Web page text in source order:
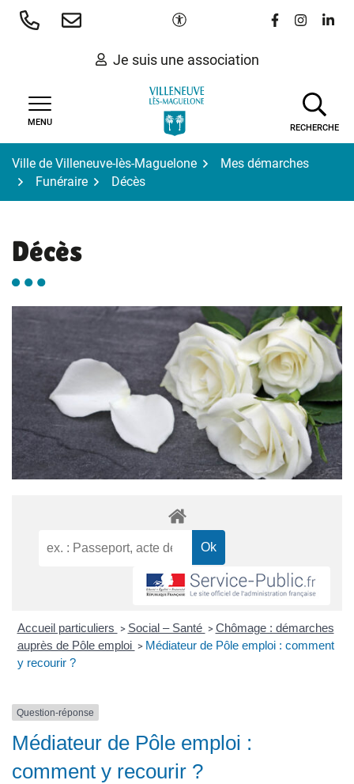
Aller
Paramètres d'accessibilité
Lien vers le
Lien vers
Lien
Je suis une association
MENU
RECHERCHE
Ville de Villeneuve-lès-Maguelone
Mes démarches
Funéraire
Décès
Décès
Accueil particuliers > Social – Santé > Chômage : démarches
auprès de Pôle emploi > Médiateur de Pôle emploi : comment
y recourir ?
Question-réponse
Médiateur de Pôle emploi :
comment y recourir ?